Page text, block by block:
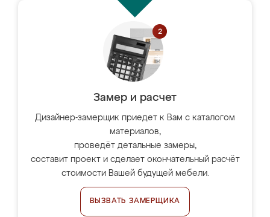
Замер и расчет
Дизайнер-замерщик приедет к Вам с каталогом
материалов,
проведёт детальные замеры,
составит проект и сделает окончательный расчёт
стоимости Вашей будущей мебели.
ВЫЗВАТЬ ЗАМЕРЩИКА